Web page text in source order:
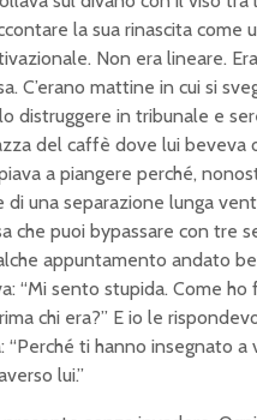
la sua rinascita come
Non era lineare.
C’erano mattine in cui si
distruggere in tribunale e
del caffè dove lui beveva
a piangere perché,
una separazione lunga
che puoi bypassare con tre
appuntamento andato
“Mi sento stupida. Come ho
chi era?” E io le
“Perché ti hanno insegnato a
lui.”